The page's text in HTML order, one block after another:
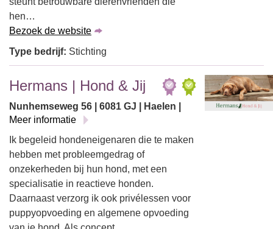
hen…
Bezoek de website
Type bedrijf: Stichting
Hermans | Hond & Jij
Nunhemseweg 56 | 6081 GJ | Haelen |
Meer informatie
Ik begeleid hondeneigenaren die te maken
hebben met probleemgedrag of
onzekerheden bij hun hond, met een
specialisatie in reactieve honden.
Daarnaast verzorg ik ook privélessen voor
puppyopvoeding en algemene opvoeding